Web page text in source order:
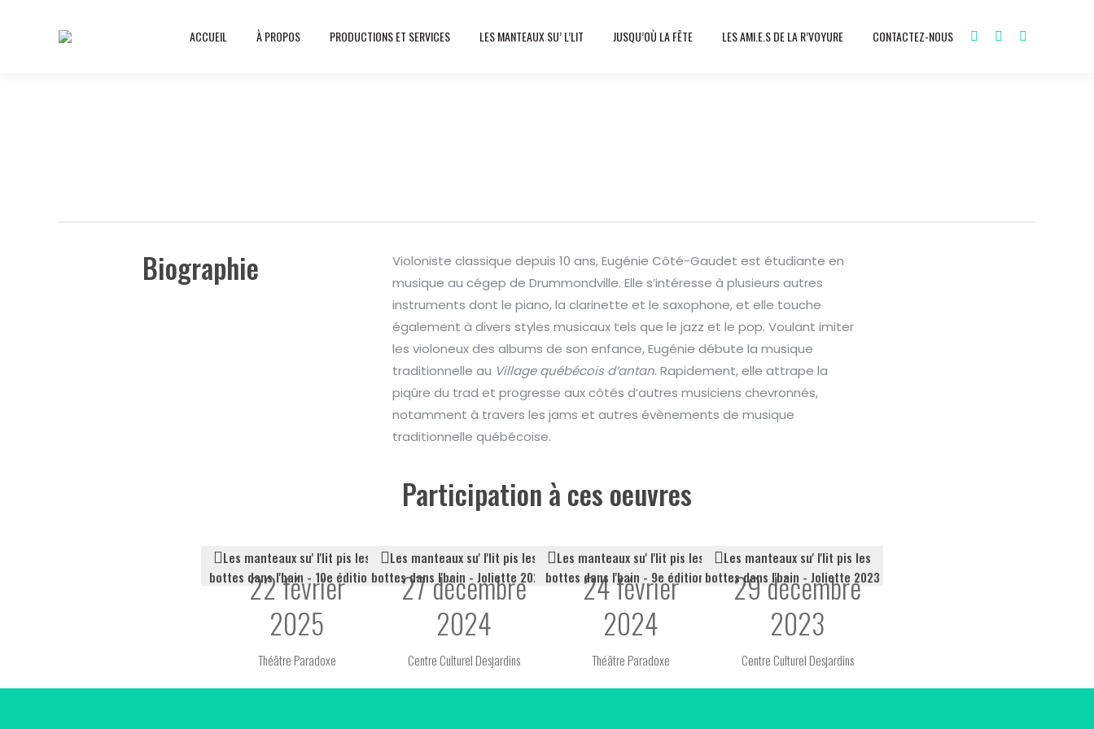
ACCUEIL À PROPOS PRODUCTIONS ET SERVICES LES MANTEAUX SU’ L’LIT JUSQU’OÙ LA FÊTE LES AMI.E.S DE LA R’VOYURE CONTACTEZ-NOUS
Facebook
YouTubeInstagram
Biographie
Violoniste classique depuis 10 ans, Eugénie Côté-Gaudet est étudiante en
musique au cégep de Drummondville. Elle s’intéresse à plusieurs autres
instruments dont le piano, la clarinette et le saxophone, et elle touche
également à divers styles musicaux tels que le jazz et le pop. Voulant imiter
les violoneux des albums de son enfance, Eugénie débute la musique
traditionnelle au Village québécois d’antan. Rapidement, elle attrape la
piqûre du trad et progresse aux côtés d’autres musiciens chevronnés,
notamment à travers les jams et autres évènements de musique
traditionnelle québécoise.
Participation à ces oeuvres
Les manteaux su' l'lit pis les
bottes dans l'bain - 10e édition
22 février
2025
Théâtre Paradoxe
Les manteaux su' l'lit pis les
bottes dans l'bain - Joliette 2024
27 décembre
2024
Centre Culturel Desjardins
Les manteaux su' l'lit pis les
bottes dans l'bain - 9e édition
24 février
2024
Théâtre Paradoxe
Les manteaux su' l'lit pis les
bottes dans l'bain - Joliette 2023
29 décembre
2023
Centre Culturel Desjardins